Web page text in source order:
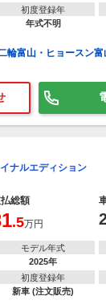
初度登録年
年式不明
輪富山・ヒョースン
ナルエディション
総額
.5万円
モデル年式
2025年
初度登録年
新車 (注文販売)